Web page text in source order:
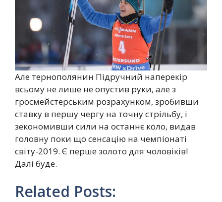
Але тернополянин Підручний наперекір
всьому не лише не опустив руки, але з
гросмейстерським розрахунком, зробивши
ставку в першу чергу на точну стрільбу, і
зекономивши сили на останнє коло, видав
головну поки що сенсацію на чемпіонаті
світу-2019. Є перше золото для чоловіків!
Далі буде.
Related Posts: